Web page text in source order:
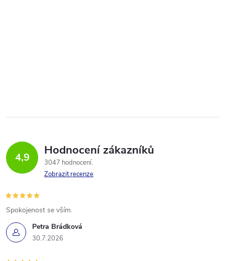
4,9 Hodnocení zákazníků
3047 hodnocení
Zobrazit recenze
Petra Brádková
30.7.2026
Spokojenost se vším.